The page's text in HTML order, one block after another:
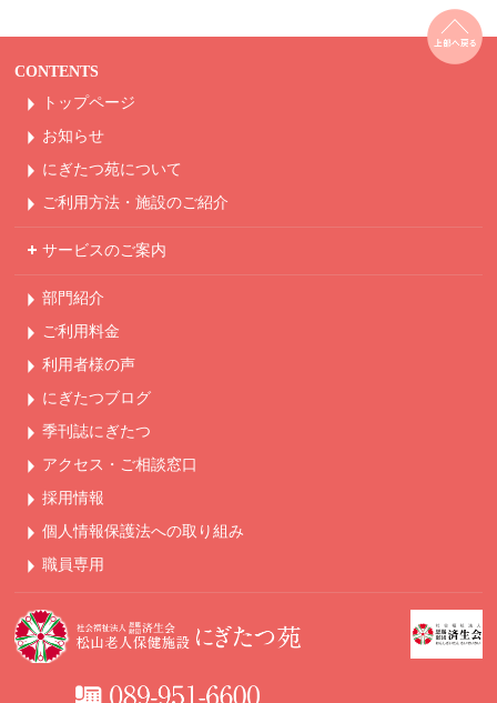
CONTENTS
トップページ
お知らせ
にぎたつ苑について
ご利用方法・ 施設のご紹介
サービスのご案内
部門紹介
ご利用料金
利用者様の声
にぎたつブログ
季刊誌にぎたつ
アクセス・ご相談窓口
採用情報
個人情報保護法への取り組み
職員専用